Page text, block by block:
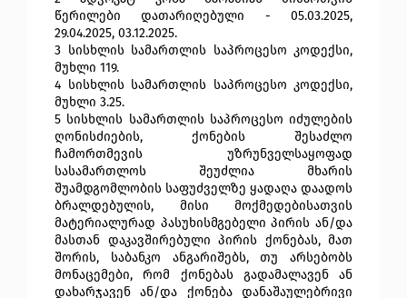
წერილები დათარიღებული - 05.03.2025,
29.04.2025, 03.12.2025.
3 სისხლის სამართლის საპროცესო კოდექსი,
მუხლი 119.
4 სისხლის სამართლის საპროცესო კოდექსი,
მუხლი 3.25.
5 სისხლის სამართლის საპროცესო იძულების
ღონისძიების, ქონების შესაძლო
ჩამორთმევის უზრუნველსაყოფად
სასამართლოს შეუძლია მხარის
შუამდგომლობის საფუძველზე ყადაღა დაადოს
ბრალდებულის, მისი მოქმედებისათვის
მატერიალურად პასუხისმგებელი პირის ან/და
მასთან დაკავშირებული პირის ქონებას, მათ
შორის, საბანკო ანგარიშებს, თუ არსებობს
მონაცემები, რომ ქონებას გადამალავენ ან
დახარჯავენ ან/და ქონება დანაშაულებრივი